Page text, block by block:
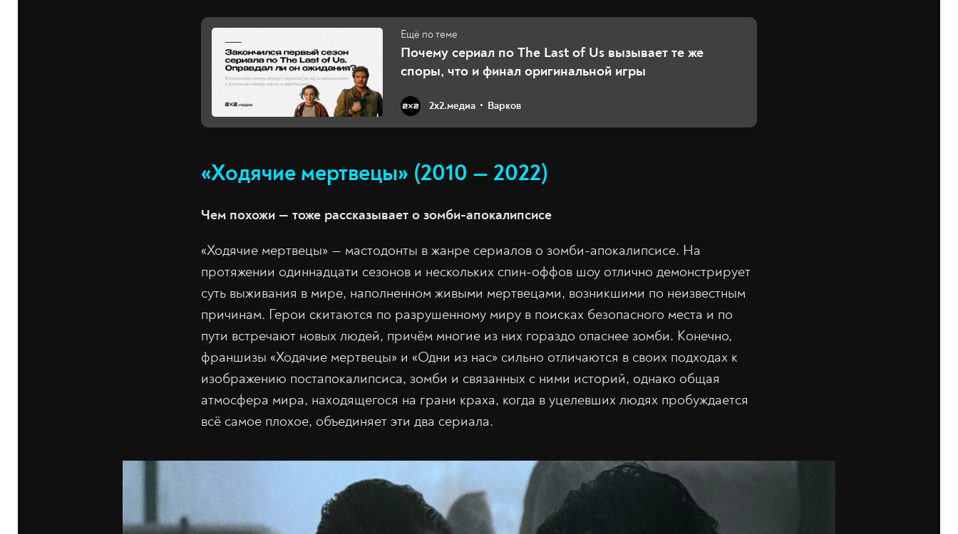
Почему сериал по The Last of Us вызывает те же
споры, что и финал оригинальной игры
2х2.медиа Варков
«Ходячие мертвецы» (2010 — 2022)
Чем похожи — тоже рассказывает о зомби-апокалипсисе
«Ходячие мертвецы» — мастодонты в жанре сериалов о зомби-апокалипсисе. На
протяжении одиннадцати сезонов и нескольких спин-оффов шоу отлично демонстрирует
суть выживания в мире, наполненном живыми мертвецами, возникшими по неизвестным
причинам. Герои скитаются по разрушенному миру в поисках безопасного места и по
пути встречают новых людей, причём многие из них гораздо опаснее зомби. Конечно,
франшизы «Ходячие мертвецы» и «Одни из нас» сильно отличаются в своих подходах к
изображению постапокалипсиса, зомби и связанных с ними историй, однако общая
атмосфера мира, находящегося на грани краха, когда в уцелевших людях пробуждается
всё самое плохое, объединяет эти два сериала.